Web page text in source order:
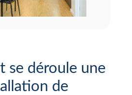
se déroule une
de